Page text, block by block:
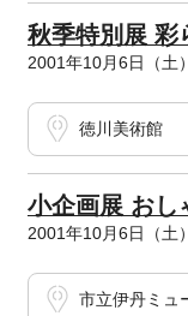
秋季特別展 彩
2001年10月6日（土
徳川美術館
小企画展 おし
2001年10月6日（土
市立伊丹ミュ